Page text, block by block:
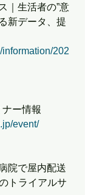
｜生活者の”意
新データ、提
202
ナー情報
event/
院で屋内配送
トライアルサ